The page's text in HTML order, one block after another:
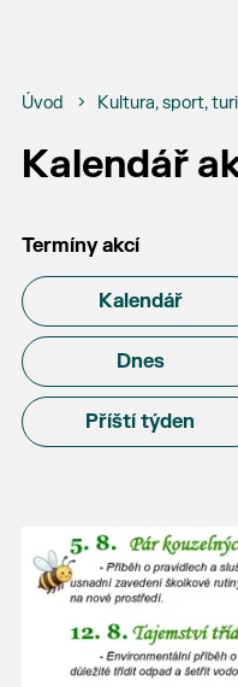
Úvod Kultura, sport,
Kalendář
Termíny akcí
Kalendář
Dnes
Příští týden